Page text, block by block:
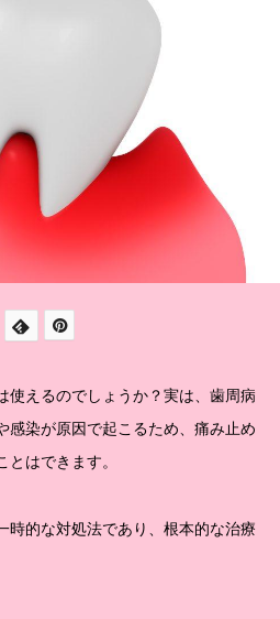
使えるのでしょうか？実は、歯周病
感染が原因で起こるため、痛み止め
とはできます。
時的な対処法であり、根本的な治療